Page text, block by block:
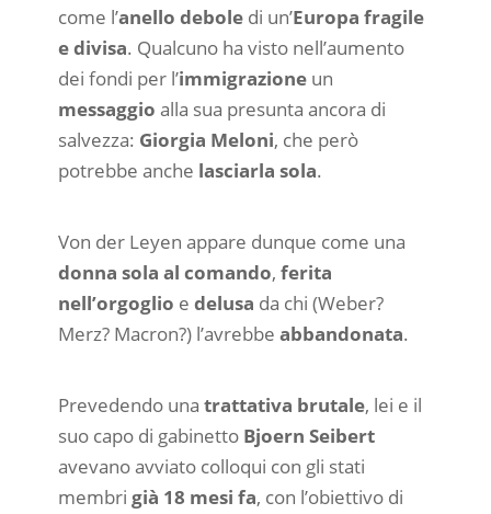
come l’anello deboledi un’Europa fragile
e divisa. Qualcuno ha visto nell’aumento
dei fondi per l’immigrazioneun
messaggio alla sua presunta ancora di
salvezza: Giorgia Meloni, che però
potrebbe anche lasciarla sola.
Von der Leyen appare dunque come una
donna sola al comando, ferita
nell’orgoglio e delusa da chi (Weber?
Merz? Macron?) l’avrebbe abbandonata.
Prevedendo una trattativa brutale, lei e il
suo capo di gabinetto Bjoern Seibert
avevano avviato colloqui con gli stati
membri già 18 mesi fa, con l’obiettivo di